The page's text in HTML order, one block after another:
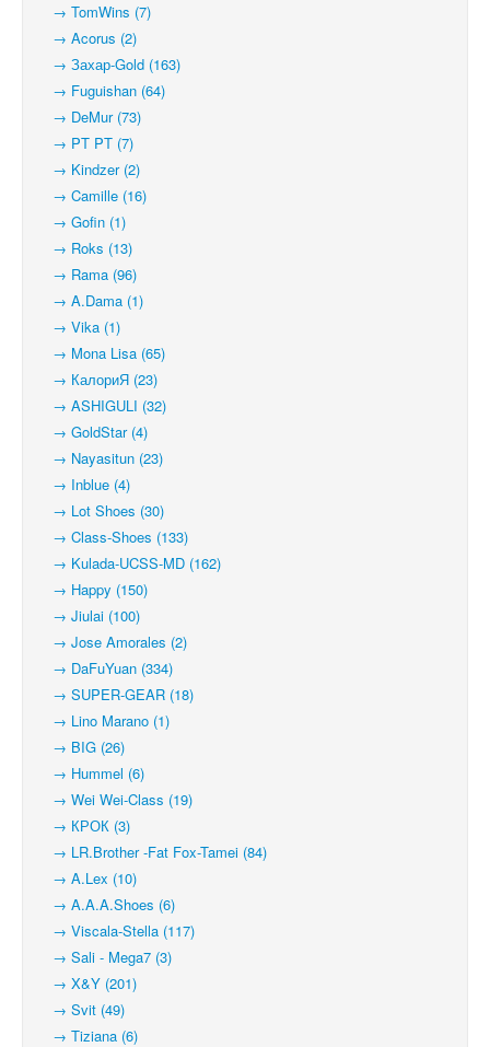
→ TomWins (7)
→ Acorus (2)
→ Захар-Gold (163)
→ Fuguishan (64)
→ DeMur (73)
→ PT PT (7)
→ Kindzer (2)
→ Camille (16)
→ Gofin (1)
→ Roks (13)
→ Rama (96)
→ A.Dama (1)
→ Vika (1)
→ Mona Lisa (65)
→ КалориЯ (23)
→ ASHIGULI (32)
→ GoldStar (4)
→ Nayasitun (23)
→ Inblue (4)
→ Lot Shoes (30)
→ Class-Shoes (133)
→ Kulada-UCSS-MD (162)
→ Happy (150)
→ Jiulai (100)
→ Jose Amorales (2)
→ DaFuYuan (334)
→ SUPER-GEAR (18)
→ Lino Marano (1)
→ BIG (26)
→ Hummel (6)
→ Wei Wei-Class (19)
→ КРОК (3)
→ LR.Brother -Fat Fox-Tamei (84)
→ A.Lex (10)
→ A.A.A.Shoes (6)
→ Viscala-Stella (117)
→ Sali - Mega7 (3)
→ X&Y (201)
→ Svit (49)
→ Tiziana (6)